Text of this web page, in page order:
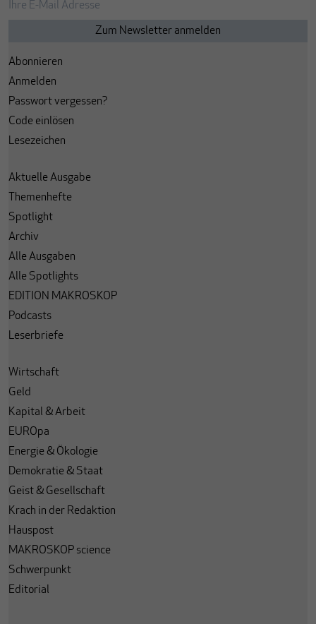
Abonnieren
Anmelden
Passwort vergessen?
Code einlösen
Lesezeichen
Aktuelle Ausgabe
Themenhefte
Spotlight
Archiv
Alle Ausgaben
Alle Spotlights
EDITION MAKROSKOP
Podcasts
Leserbriefe
Wirtschaft
Geld
Kapital & Arbeit
EUROpa
Energie & Ökologie
Demokratie & Staat
Geist & Gesellschaft
Krach in der Redaktion
Hauspost
MAKROSKOP science
Schwerpunkt
Editorial